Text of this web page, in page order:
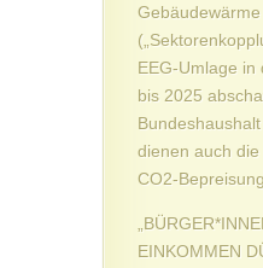
EEG-Umlage
bis 2025
dienen auch
CO2-
EINKOMMEN